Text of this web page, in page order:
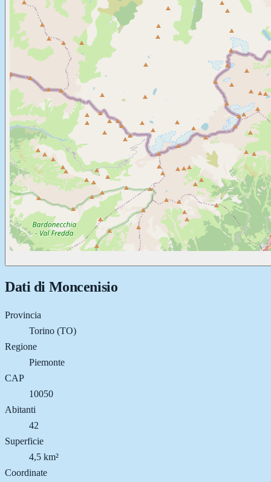
Dati di Moncenisio
Provincia
Torino (TO)
Regione
Piemonte
CAP
10050
Abitanti
42
Superficie
4,5 km²
Coordinate